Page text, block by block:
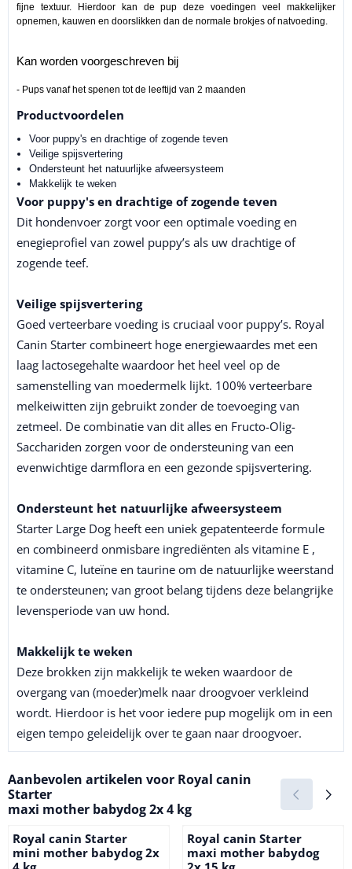
fijne textuur. Hierdoor kan de pup deze voedingen veel makkelijker
opnemen, kauwen en doorslikken dan de normale brokjes of natvoeding.
Kan worden voorgeschreven bij
- Pups vanaf het spenen tot de leeftijd van 2 maanden
Productvoordelen
Voor puppy's en drachtige of zogende teven
Veilige spijsvertering
Ondersteunt het natuurlijke afweersysteem
Makkelijk te weken
Voor puppy's en drachtige of zogende teven
Dit hondenvoer zorgt voor een optimale voeding en
enegieprofiel van zowel puppy’s als uw drachtige of
zogende teef.
Veilige spijsvertering
Goed verteerbare voeding is cruciaal voor puppy’s. Royal
Canin Starter combineert hoge energiewaardes met een
laag lactosegehalte waardoor het heel veel op de
samenstelling van moedermelk lijkt. 100% verteerbare
melkeiwitten zijn gebruikt zonder de toevoeging van
zetmeel. De combinatie van dit alles en Fructo-Olig-
Sacchariden zorgen voor de ondersteuning van een
evenwichtige darmflora en een gezonde spijsvertering.
Ondersteunt het natuurlijke afweersysteem
Starter Large Dog heeft een uniek gepatenteerde formule
en combineerd onmisbare ingrediënten als vitamine E ,
vitamine C, luteïne en taurine om de natuurlijke weerstand
te ondersteunen; van groot belang tijdens deze belangrijke
levensperiode van uw hond.
Makkelijk te weken
Deze brokken zijn makkelijk te weken waardoor de
overgang van (moeder)melk naar droogvoer verkleind
wordt. Hierdoor is het voor iedere pup mogelijk om in een
eigen tempo geleidelijk over te gaan naar droogvoer.
Aanbevolen artikelen voor Royal canin
Starter
maxi mother babydog 2x 4 kg
Royal canin Starter
mini mother babydog 2x
Royal canin Starter
maxi mother babydog